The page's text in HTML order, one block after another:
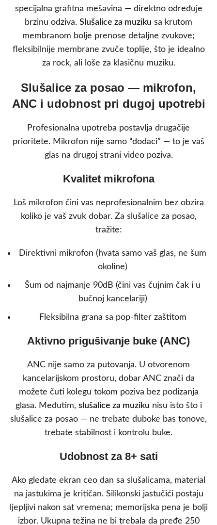
specijalna grafitna mešavina — direktno određuje
brzinu odziva. Slušalice za muziku sa krutom
membranom bolje prenose detaljne zvukove;
fleksibilnije membrane zvuče toplije, što je idealno
za rock, ali loše za klasičnu muziku.
Slušalice za posao — mikrofon,
ANC i udobnost pri dugoj upotrebi
Profesionalna upotreba postavlja drugačije
prioritete. Mikrofon nije samo “dodaci” — to je vaš
glas na drugoj strani video poziva.
Kvalitet mikrofona
Loš mikrofon čini vas neprofesionalnim bez obzira
koliko je vaš zvuk dobar. Za slušalice za posao,
tražite:
Direktivni mikrofon (hvata samo vaš glas, ne šum
okoline)
Šum od najmanje 90dB (čini vas čujnim čak i u
bučnoj kancelariji)
Fleksibilna grana sa pop-filter zaštitom
Aktivno prigušivanje buke (ANC)
ANC nije samo za putovanja. U otvorenom
kancelarijskom prostoru, dobar ANC znači da
možete čuti kolegu tokom poziva bez podizanja
glasa. Međutim, slušalice za muziku nisu isto što i
slušalice za posao — ne trebate duboke bas tonove,
trebate stabilnost i kontrolu buke.
Udobnost za 8+ sati
Ako gledate ekran ceo dan sa slušalicama, material
na jastukima je kritičan. Silikonski jastučići postaju
ljepljivi nakon sat vremena; memorijska pena je bolji
izbor. Ukupna težina ne bi trebala da pređe 250